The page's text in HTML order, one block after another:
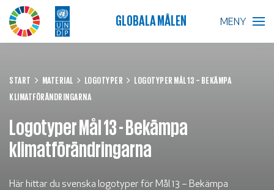
GLOBALA MÅLEN MENY
GLOBALA MÅLEN
SKOLA
START MATERIAL LOGOTYPER
LOGOTYPER MÅL 13 – BEKÄMPA
KLIMATFÖRÄNDRINGARNA
Logotyper Mål 13 - Bekämpa
klimatförändringarna
Här hittar du svenska logotyper för Mål 13 – Bekämpa